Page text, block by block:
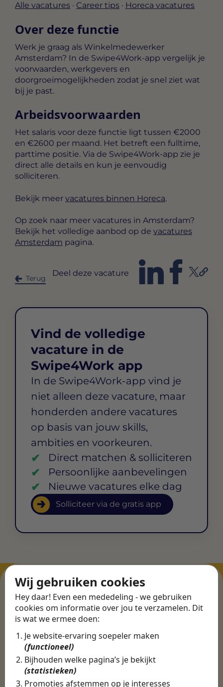
Wij gebruiken cookies
Hey daar! Even een mededeling - we gebruiken
cookies om informatie over jou te verzamelen. Dit
is wat we ermee doen:
Je website-ervaring soepeler maken
(functioneel)
Bijhouden welke pagina’s je bekijkt
(statistieken)
Promoties afstemmen op je interesses
Alle vacatures · Career tips · Horeca vacatures
Over deze functie
Werk je graag als Winkelmedewerker
Amsterdam? In de Swipe4Work-app vergelijk je
voorwaarden, werkgevers en
doorgroeimogelijkheden zodat je snel ziet wat
bij je past.
Arbeidsvoorwaarden
Het salaris voor deze functie ligt tussen €2000
en €2600 per maand . Het betreft een fulltime,
parttime positie. Via de Swipe4Work-app zie je
direct alle details en kun je eenvoudig
solliciteren.
Bekijk meer vacatures binnen Horeca.
Op zoek naar meer vacatures in Amsterdam?
Bekijk het volledige aanbod op de vacatures
Amsterdam pagina.
Terug
Deel deze vacature
Vind de volledige
vacature in de
Swipe4Work app
In de Swipe4Work-app vind je
niet alleen deze vacature, maar
honderden andere vacatures
op basis van jouw skills,
ambities en voorkeuren.
Direct matchen & solliciteren
Persoonlijke aanbevelingen
Nieuwe vacatures elke dag
Solliciteer via de gratis app
ERVARINGEN
Martijn vond een
nieuwe baan bij
CBEE